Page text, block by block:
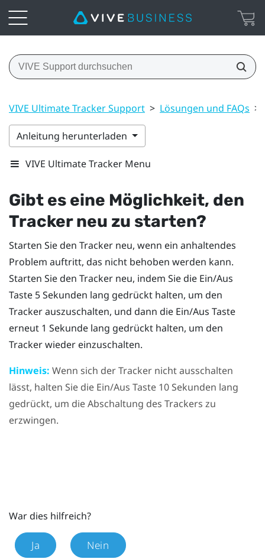
VIVE Ultimate Tracker Support > Lösungen und FAQs >
Anleitung herunterladen
VIVE Ultimate Tracker Menu
Gibt es eine Möglichkeit, den
Tracker neu zu starten?
Starten Sie den Tracker neu, wenn ein anhaltendes
Problem auftritt, das nicht behoben werden kann.
Starten Sie den Tracker neu, indem Sie die Ein/Aus
Taste 5 Sekunden lang gedrückt halten, um den
Tracker auszuschalten, und dann die Ein/Aus Taste
erneut 1 Sekunde lang gedrückt halten, um den
Tracker wieder einzuschalten.
Hinweis: Wenn sich der Tracker nicht ausschalten
lässt, halten Sie die Ein/Aus Taste 10 Sekunden lang
gedrückt, um die Abschaltung des Trackers zu
erzwingen.
War dies hilfreich?
Ja Nein